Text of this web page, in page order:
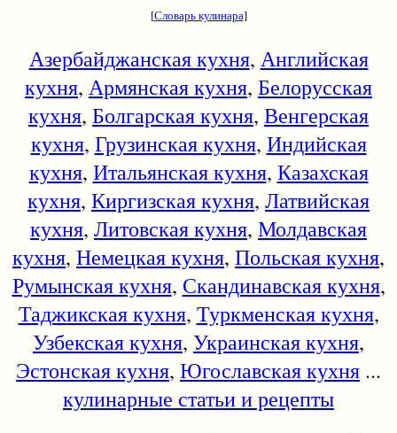
[Словарь кулинара]
Азербайджанская кухня, Английская
кухня, Армянская кухня, Белорусская
кухня, Болгарская кухня, Венгерская
кухня, Грузинская кухня, Индийская
кухня, Итальянская кухня, Казахская
кухня, Киргизская кухня, Латвийская
кухня, Литовская кухня, Молдавская
кухня, Немецкая кухня, Польская кухня,
Румынская кухня, Скандинавская кухня,
Таджикская кухня, Туркменская кухня,
Узбекская кухня, Украинская кухня,
Эстонская кухня, Югославская кухня ...
кулинарные статьи и рецепты